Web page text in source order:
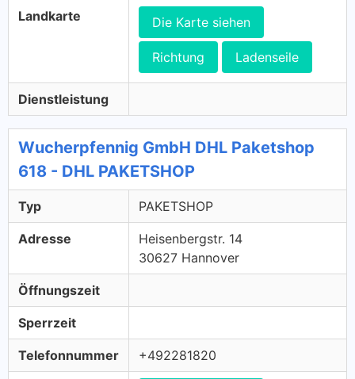
Landkarte Die Karte siehen
Richtung Ladenseile
Dienstleistung
Wucherpfennig GmbH DHL Paketshop
618 - DHL PAKETSHOP
Typ PAKETSHOP
Adresse
Heisenbergstr. 14
30627 Hannover
Öffnungszeit
Sperrzeit
Telefonnummer +492281820